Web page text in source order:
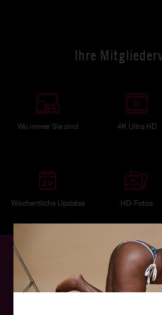
Ihre
Wo immer Sie sind 4K Ultra HD
Wöchentliche Updates HD-Fotos